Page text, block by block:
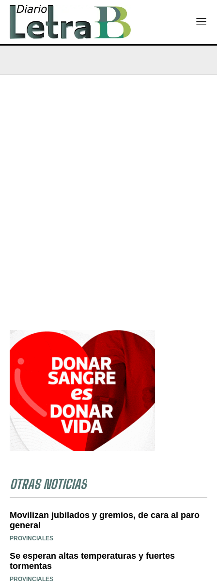
OTRAS NOTICIAS
Movilizan jubilados y gremios, de cara al paro
general
PROVINCIALES
Se esperan altas temperaturas y fuertes
tormentas
PROVINCIALES